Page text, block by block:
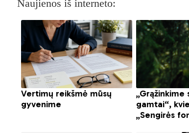
Naujienos iš interneto: